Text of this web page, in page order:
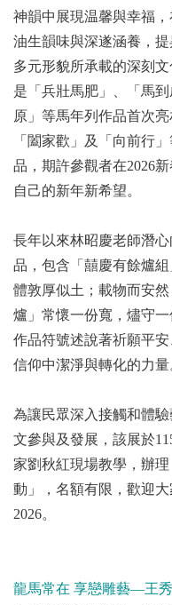
神韻中展現温馨與幸福
油生韻味與深遂涵養，
多元形貌所承載的深刻
是「兵壯馬肥」、「馬
原」等馬年列作品首次
「闔家歡」及「向前行
品，期許參觀者在2026
自己的新年新希望。
長年以來林昭慶老師潛
品，包含「囍慶有餘爐
體敦厚似土；載物而安
爐」常懷一份寬，燼守
作品符號述說著祈願平
信仰中潔淨與轉化的力量
為讓民眾深入接觸和體
文參與及發展，該展於
家劉秋紅現場教學，辦
動」，名額有限，歡迎
2026。
龍馬常在 享戀雕藝—王